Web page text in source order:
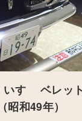
すゞ ベレッ
和49年）